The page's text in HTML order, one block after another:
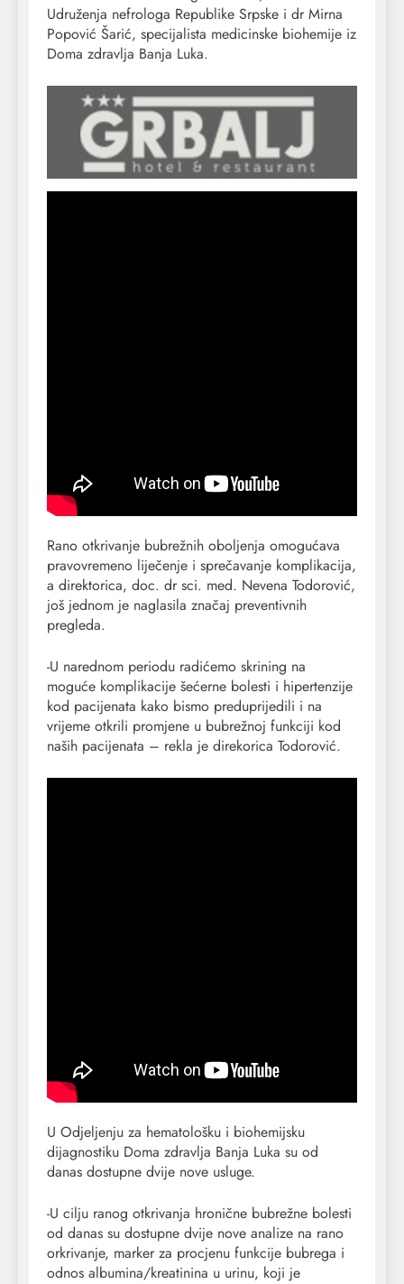
Udruženja nefrologa Republike Srpske i dr Mirna
Popović Šarić, specijalista medicinske biohemije iz
Doma zdravlja Banja Luka.
Rano otkrivanje bubrežnih oboljenja omogućava
pravovremeno liječenje i sprečavanje komplikacija,
a direktorica, doc. dr sci. med. Nevena Todorović,
još jednom je naglasila značaj preventivnih
pregleda.
-U narednom periodu radićemo skrining na
moguće komplikacije šećerne bolesti i hipertenzije
kod pacijenata kako bismo preduprijedili i na
vrijeme otkrili promjene u bubrežnoj funkciji kod
naših pacijenata – rekla je direkorica Todorović.
U Odjeljenju za hematološku i biohemijsku
dijagnostiku Doma zdravlja Banja Luka su od
danas dostupne dvije nove usluge.
-U cilju ranog otkrivanja hronične bubrežne bolesti
od danas su dostupne dvije nove analize na rano
orkrivanje, marker za procjenu funkcije bubrega i
odnos albumina/kreatinina u urinu, koji je